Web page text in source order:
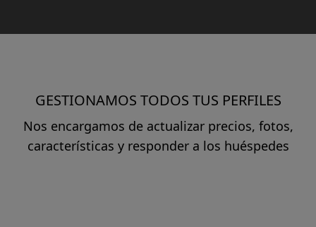
GESTIONAMOS TODOS TUS PERFILES
Nos encargamos de actualizar precios, fotos,
características y responder a los huéspedes